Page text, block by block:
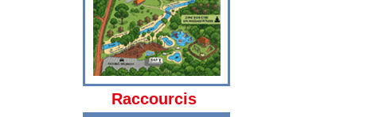
Raccourcis